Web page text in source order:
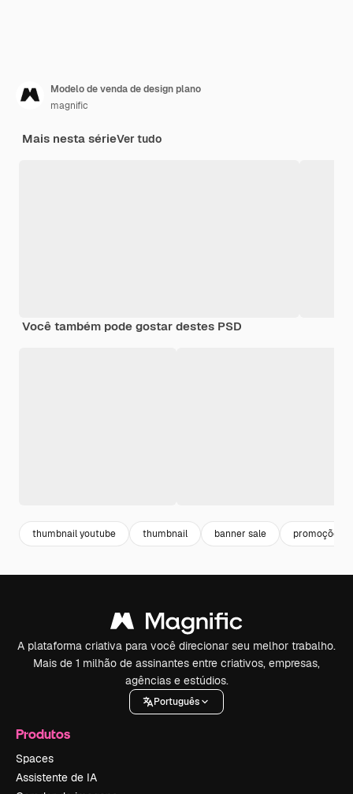
Modelo de venda de design plano
magnific
Mais nesta sérieVer tudo
Você também pode gostar destes PSD
thumbnail youtube thumbnail banner sale promoções
A plataforma criativa para você direcionar seu melhor trabalho.
Mais de 1 milhão de assinantes entre criativos, empresas,
agências e estúdios.
Português
Produtos
Spaces
Assistente de IA